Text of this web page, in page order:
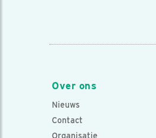
Over ons
Nieuws
Contact
Organisatie